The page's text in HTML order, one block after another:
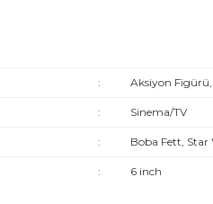
: Aksiyon
: Sinema/TV
: Boba Fett, Star
: 6 inch